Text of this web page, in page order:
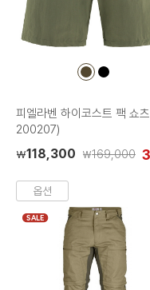
컬
컬
피엘라벤 하이코스트 팩 쇼
200207)
₩118,300 ₩169,000
옵션
SALE